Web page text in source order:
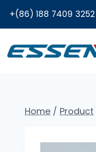
+(86) 188 7409 3252
Home / Product